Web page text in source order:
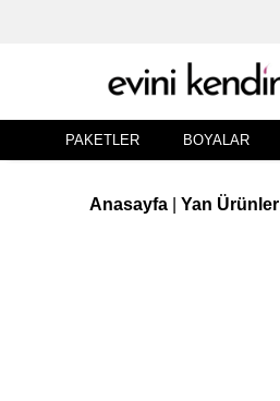
PAKETLER BOYALAR
Anasayfa Yan Ürünler